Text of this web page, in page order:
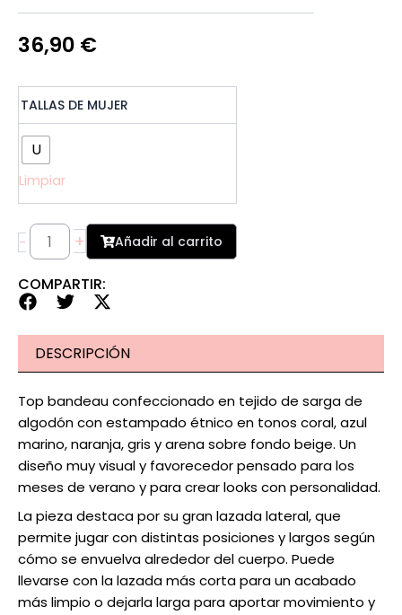
36,90 €
TALLAS DE MUJER
U
Limpiar
-
Bandeau
Étnico
Coral
cantidad
+ Añadir al carrito
COMPARTIR:
DESCRIPCIÓN
Top bandeau confeccionado en tejido de sarga de
algodón con estampado étnico en tonos coral, azul
marino, naranja, gris y arena sobre fondo beige. Un
diseño muy visual y favorecedor pensado para los
meses de verano y para crear looks con personalidad.
La pieza destaca por su gran lazada lateral, que
permite jugar con distintas posiciones y largos según
cómo se envuelva alrededor del cuerpo. Puede
llevarse con la lazada más corta para un acabado
más limpio o dejarla larga para aportar movimiento y